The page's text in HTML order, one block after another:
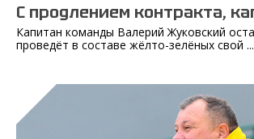
С продлением контракта,
Капитан команды Валерий Жуковский
проведёт в составе жёлто-зелёных свой ...